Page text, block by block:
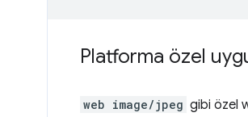
Platforma özel
web image/jpeg gibi özel